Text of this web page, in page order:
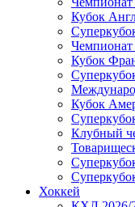
Кубок
Чемпионат
Кубок
Кубок
Клубный
Хоккей